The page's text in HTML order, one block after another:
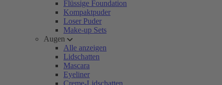
Flüssige Foundation
Kompaktpuder
Loser Puder
Make-up Sets
Augen
Alle anzeigen
Lidschatten
Mascara
Eyeliner
Creme-Lidschatten